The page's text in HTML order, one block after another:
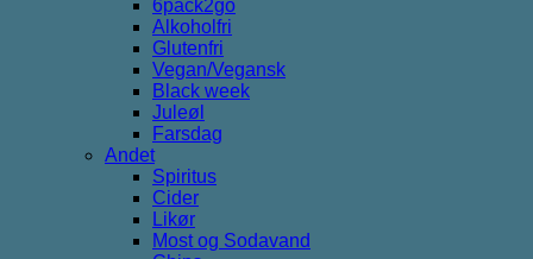
6pack2go
Alkoholfri
Glutenfri
Vegan/Vegansk
Black week
Juleøl
Farsdag
Andet
Spiritus
Cider
Likør
Most og Sodavand